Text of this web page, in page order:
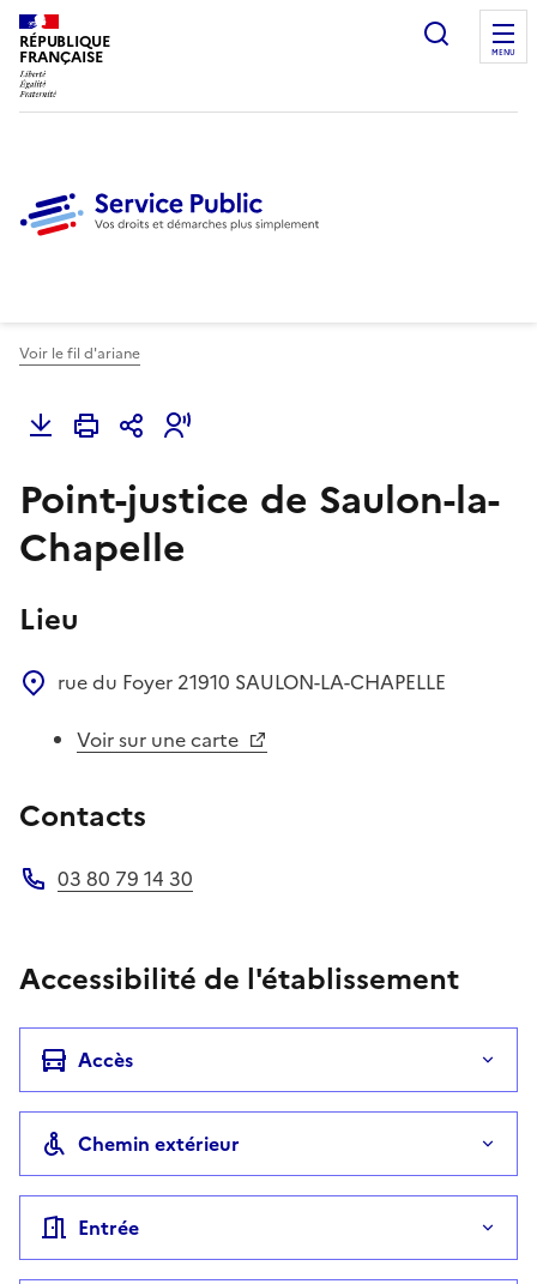
RÉPUBLIQUE
FRANÇAISE
Ouvrir
MENU
Voir le fil d'ariane
Point-justice de Saulon-la-
Chapelle
Lieu
rue du Foyer 21910 SAULON-LA-CHAPELLE
Voir sur une carte
Contacts
03 80 79 14 30
Accessibilité de l'établissement
Accès
Chemin extérieur
Entrée